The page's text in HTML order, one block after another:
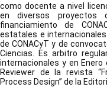
como docente a nivel
en diversos proyectos
financiamiento de
estatales e
de CONACyT y de
Ciencias. Es arbitro
internacionales y en
Reviewer de la revista
Process Design” de la